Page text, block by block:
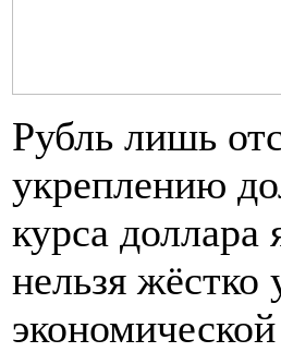
Рубль лишь
укреплению
курса доллара
нельзя жёстко